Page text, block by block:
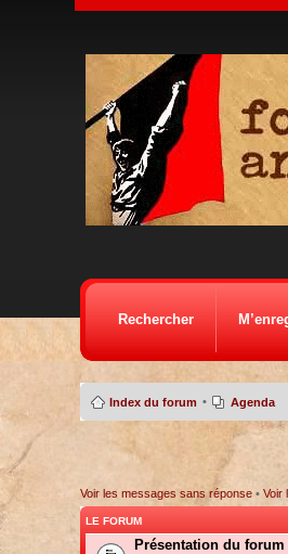
Rechercher
Index du forum • Agenda
Voir les messages sans réponse• Voir
LE FORUM
Présentation du forum